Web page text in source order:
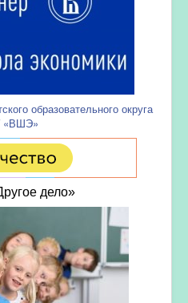
образовательного округа
«ВШЭ»
дело»